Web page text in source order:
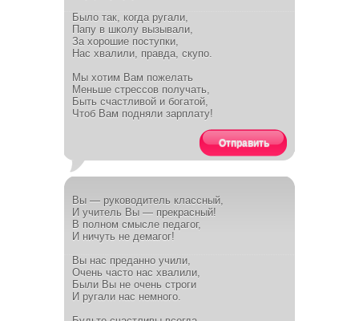
Было так, когда ругали,
Папу в школу вызывали,
За хорошие поступки,
Нас хвалили, правда, скупо.
Мы хотим Вам пожелать
Меньше стрессов получать,
Быть счастливой и богатой,
Чтоб Вам подняли зарплату!
Отправить
Вы — руководитель классный,
И учитель Вы — прекрасный!
В полном смысле педагог,
И ничуть не демагог!
Вы нас преданно учили,
Очень часто нас хвалили,
Были Вы не очень строги
И ругали нас немного.